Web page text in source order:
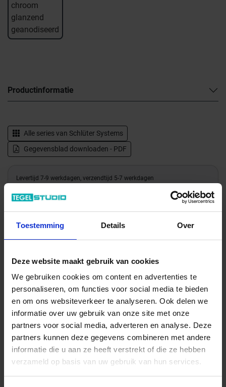
Toestemming Details Over
Deze website maakt gebruik van cookies
We gebruiken cookies om content en advertenties te
personaliseren, om functies voor social media te bieden
en om ons websiteverkeer te analyseren. Ook delen we
informatie over uw gebruik van onze site met onze
partners voor social media, adverteren en analyse. Deze
partners kunnen deze gegevens combineren met andere
informatie die u aan ze heeft verstrekt of die ze hebben
verzameld op basis van uw gebruik van hun services.
chroom
glanzend
geanodiseerd
Productinformatie
Alle series van Schlüter Systems
Gegevensblad downloaden - PDF
Levertijd 7-9 werkdagen, verzendtijd 5-7 werkdagen
31.04 € /Stuk
Totale prijs / geleverde hoeveelheid
28,22 €
Stuk
In het winkelmandje